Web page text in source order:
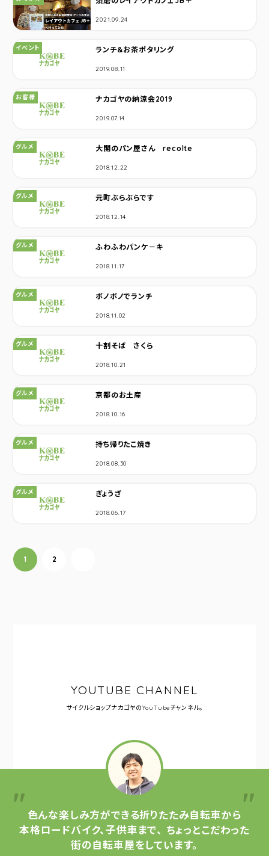
2021.09.24
ランチ＆お茶ポタリング
カテゴリ：
イベント
2019.08.11
ナカゴヤの納涼会2019
カテゴリ：
お客様
2019.07.14
大開のパン屋さん recolte
カテゴリ：
グルメ
2018.12.22
元町ぶらぶらです
カテゴリ：
グルメ
2018.12.14
ふわふわパンケ－キ
カテゴリ：
グルメ
2018.11.17
ボノボノでランチ
カテゴリ：
グルメ
2018.11.02
十割そば さくら
カテゴリ：
グルメ
2018.10.21
京都のお土産
カテゴリ：
グルメ
2018.10.16
持ち帰りたこ焼き
カテゴリ：
グルメ
2018.08.30
ぎょうざ
カテゴリ：
グルメ
2018.06.17
投稿ナビゲーション
1 2
YOUTUBE CHANNEL
サイクルショップナカゴヤのYouTubeチャンネル。
色んな楽しみ方ができる折りたたみ自転車から
本格ロードバイク、子供車まで、 ちょっとこだわった
街の自転車屋をしています。